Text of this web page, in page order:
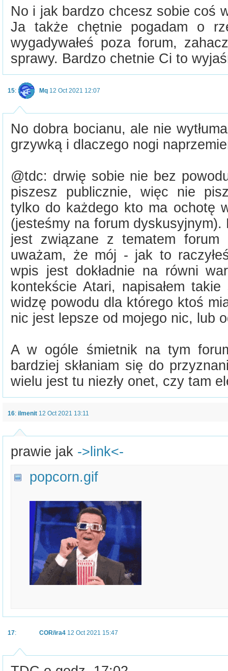
No i jak bardzo chcesz sobie coś
Ja także chętnie pogadam o
wygadywałeś poza forum,
sprawy. Bardzo chetnie Ci to
15: Mq 12 Oct 2021 12:07
No dobra bocianu, ale nie
grzywką i dlaczego nogi
@tdc: drwię sobie nie bez
piszesz publicznie, więc nie
tylko do każdego kto ma ochotę
(jesteśmy na forum
jest związane z tematem forum
uważam, że mój - jak to
wpis jest dokładnie na równi
kontekście Atari, napisałem
widzę powodu dla którego ktoś
nic jest lepsze od mojego nic, lub
A w ogóle śmietnik na tym
bardziej skłaniam się do
wielu jest tu niezły onet, czy tam
16: ilmenit 12 Oct 2021 13:11
prawie jak ->link<-
popcorn.gif
17: COR/ira4 12 Oct 2021 15:47